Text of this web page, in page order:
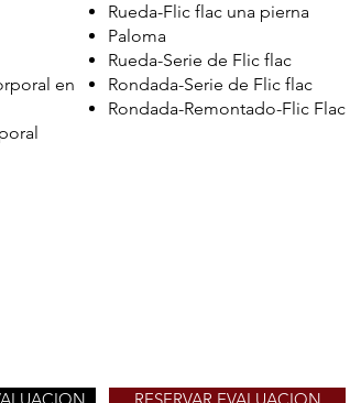
en
Rueda-Flic flac una pierna
Paloma
Rueda-Serie de Flic flac
Rondada-Serie de Flic flac
Rondada-Remontado-Flic Flac